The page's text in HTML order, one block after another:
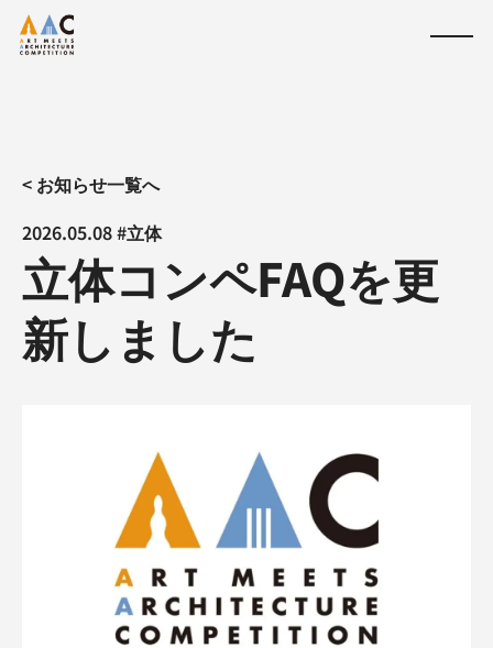
< お知らせ一覧へ
2026.05.08 #立体
立体コンペFAQを更
新しました